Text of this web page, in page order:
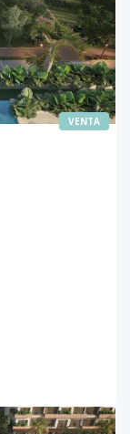
VENTA